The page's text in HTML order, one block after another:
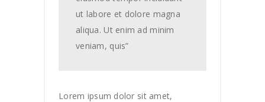
ut labore et dolore magna
aliqua. Ut enim ad minim
veniam, quis”
Lorem ipsum dolor sit amet,